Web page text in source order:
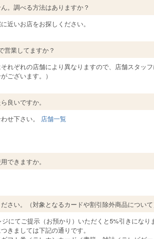
。調べる方法はありますか？
近いお店をお探しください。
営業してますか？
れぞれの店舗により異なりますので、店舗スタッフ
ございます。）
良いですか。
せ下さい。 店舗一覧
できますか。
さい。（対象となるカードや割引除外商品について
にてご提示（お預かり）いただくと5%引きになり
きましては下記の通りです。